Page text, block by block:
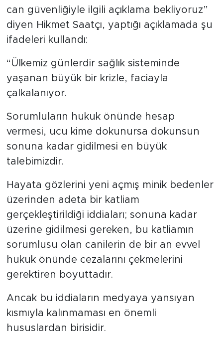
can güvenliğiyle ilgili açıklama bekliyoruz”
diyen Hikmet Saatçı, yaptığı açıklamada şu
ifadeleri kullandı:
“Ülkemiz günlerdir sağlık sisteminde
yaşanan büyük bir krizle, faciayla
çalkalanıyor.
Sorumluların hukuk önünde hesap
vermesi, ucu kime dokunursa dokunsun
sonuna kadar gidilmesi en büyük
talebimizdir.
Hayata gözlerini yeni açmış minik bedenler
üzerinden adeta bir katliam
gerçekleştirildiği iddiaları; sonuna kadar
üzerine gidilmesi gereken, bu katliamın
sorumlusu olan canilerin de bir an evvel
hukuk önünde cezalarını çekmelerini
gerektiren boyuttadır.
Ancak bu iddiaların medyaya yansıyan
kısmıyla kalınmaması en önemli
hususlardan birisidir.